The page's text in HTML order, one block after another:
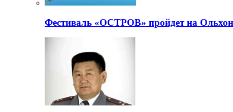
Фестиваль «ОСТРОВ» пройдет на